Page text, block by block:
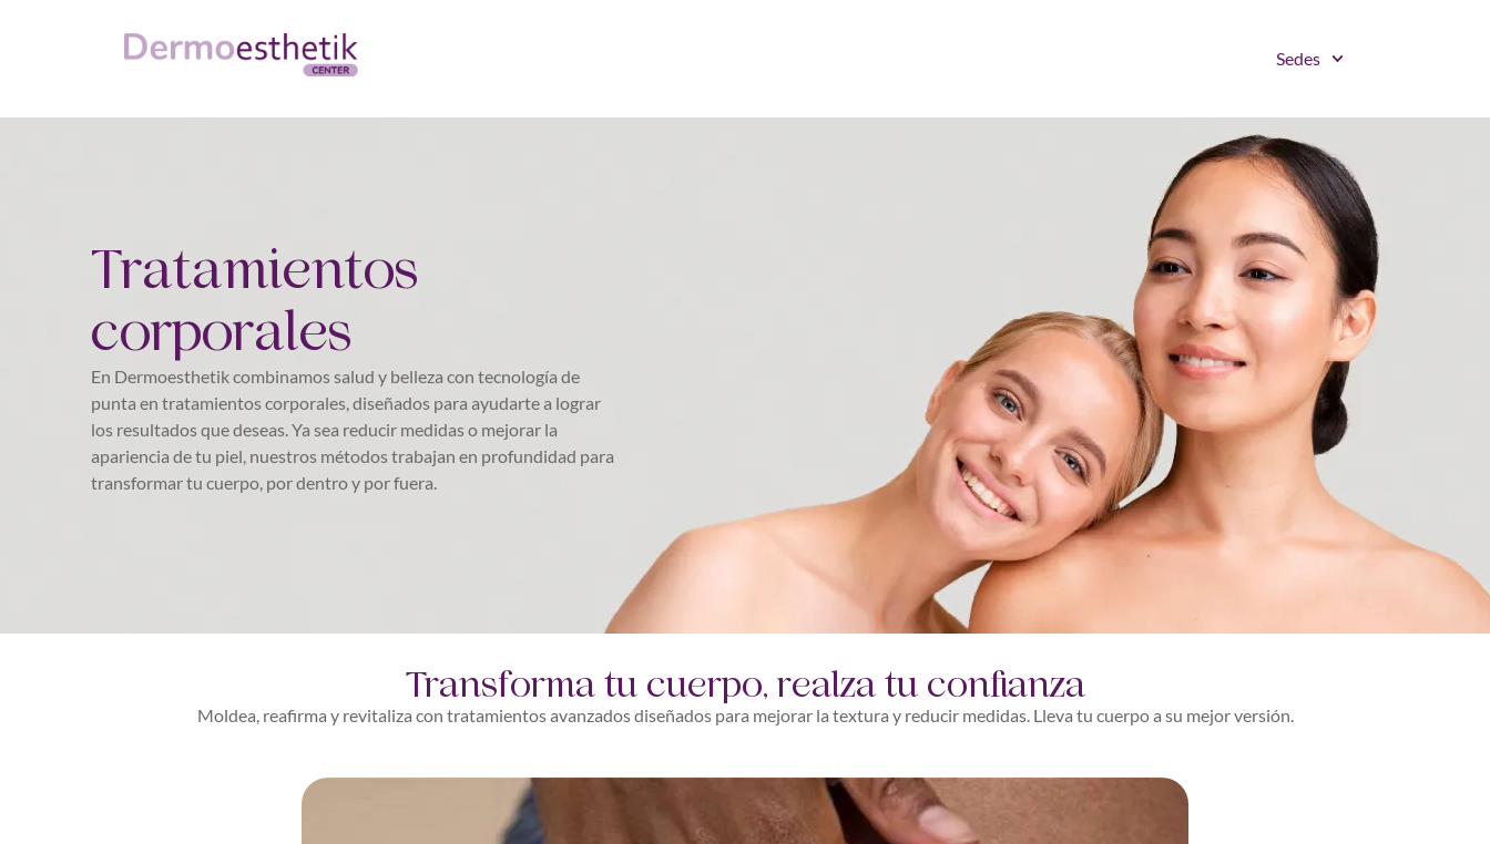
Sedes
Tratamientos
corporales
En Dermoesthetik combinamos salud y belleza con tecnología de
punta en tratamientos corporales, diseñados para ayudarte a lograr
los resultados que deseas. Ya sea reducir medidas o mejorar la
apariencia de tu piel, nuestros métodos trabajan en profundidad para
transformar tu cuerpo, por dentro y por fuera.
Transforma tu cuerpo, realza tu confianza
Moldea, reafirma y revitaliza con tratamientos avanzados diseñados para mejorar la textura y reducir medidas. Lleva tu cuerpo a su mejor versión.